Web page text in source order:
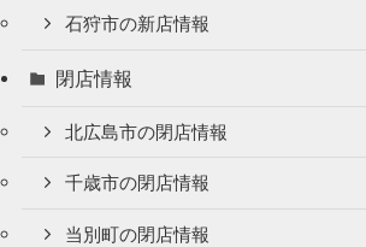
石狩市の新店情報
閉店情報
北広島市の閉店情報
千歳市の閉店情報
当別町の閉店情報